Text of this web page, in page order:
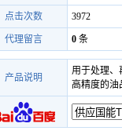
点击次数 3972
代理留言 0 条
产品说明
用于处理、
高精度的油